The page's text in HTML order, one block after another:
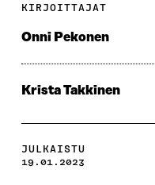
KIRJOITTAJAT
Onni Pekonen
Krista Takkinen
JULKAISTU
19.01.2023